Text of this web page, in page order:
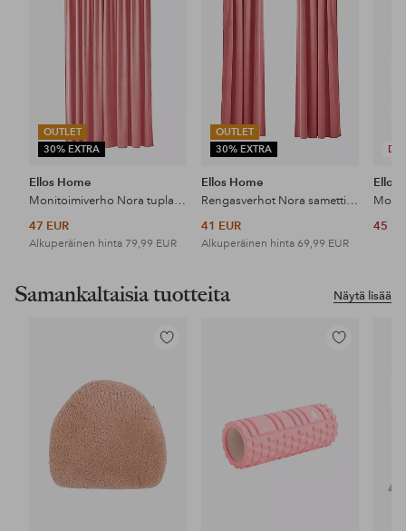
OUTLET
30% EXTRA
Ellos Home
Monitoimiverho Nora tuplaleveä, 1 kpl
47 EUR
Alkuperäinen hinta 79,99 EUR
OUTLET
30% EXTRA
Ellos Home
Rengasverhot Nora samettia, 2/pakk.
41 EUR
Alkuperäinen hinta 69,99 EUR
Ellos
45
Näytä lisää
Samankaltaisia tuotteita
Lisää
Lisää